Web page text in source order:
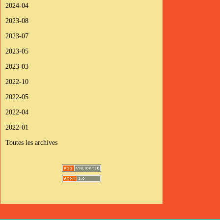
2024-04
2023-08
2023-07
2023-05
2023-03
2022-10
2022-05
2022-04
2022-01
Toutes les archives